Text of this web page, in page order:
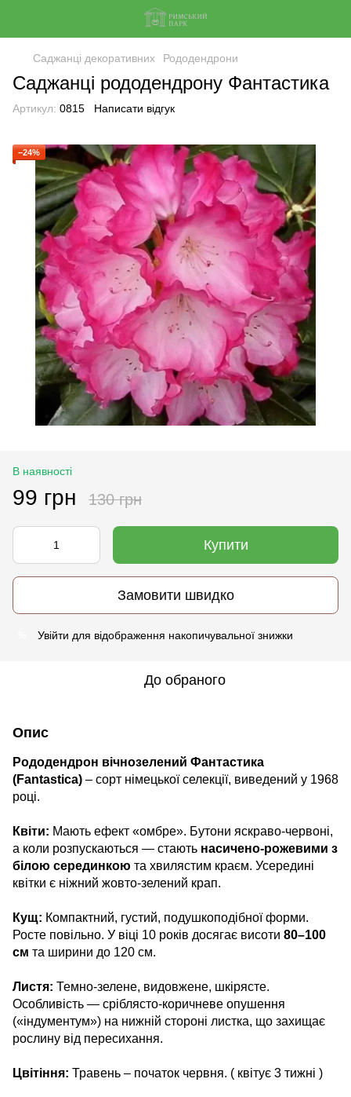
Саджанці декоративних Рододендрони
Саджанці рододендрону Фантастика
Артикул: 0815 Написати відгук
−24%
В наявності
99 грн 130 грн
Купити
Замовити швидко
Увійти для відображення накопичувальної знижки
До обраного
Опис
Рододендрон вічнозелений Фантастика
(Fantastica) – сорт німецької селекції, виведений у 1968
році.
Квіти: Мають ефект «омбре». Бутони яскраво-червоні,
а коли розпускаються — стають насичено-рожевими з
білою серединкою та хвилястим краєм. Усередині
квітки є ніжний жовто-зелений крап.
Кущ: Компактний, густий, подушкоподібної форми.
Росте повільно. У віці 10 років досягає висоти 80–100
см та ширини до 120 см.
Листя: Темно-зелене, видовжене, шкірясте.
Особливість — сріблясто-коричневе опушення
(«індументум») на нижній стороні листка, що захищає
рослину від пересихання.
Цвітіння: Травень – початок червня. ( квітує 3 тижні )